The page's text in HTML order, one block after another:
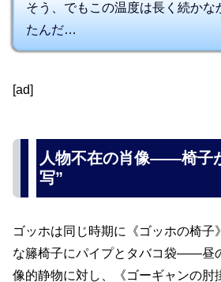
そう、でもこの温度は長く続かな
たんだ…
[ad]
人物不在の肖像――椅子
写”
ゴッホは同じ時期に《ゴッホの椅子
な籐椅子にパイプとタバコ袋――昼
像的静物に対し、《ゴーギャンの肘